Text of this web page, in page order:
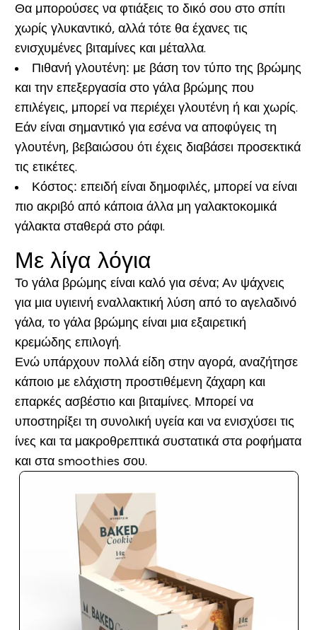
Θα μπορούσες να φτιάξεις το δικό σου στο σπίτι
χωρίς γλυκαντικό, αλλά τότε θα έχανες τις
ενισχυμένες βιταμίνες και μέταλλα.
Πιθανή γλουτένη: με βάση τον τύπο της βρώμης
και την επεξεργασία στο γάλα βρώμης που
επιλέγεις, μπορεί να περιέχει γλουτένη ή και χωρίς.
Εάν είναι σημαντικό για εσένα να αποφύγεις τη
γλουτένη, βεβαιώσου ότι έχεις διαβάσει προσεκτικά
τις ετικέτες.
Κόστος: επειδή είναι δημοφιλές, μπορεί να είναι
πιο ακριβό από κάποια άλλα μη γαλακτοκομικά
γάλακτα σταθερά στο ράφι.
Με λίγα λόγια
Το γάλα βρώμης είναι καλό για σένα; Αν ψάχνεις
για μια υγιεινή εναλλακτική λύση από το αγελαδινό
γάλα, το γάλα βρώμης είναι μια εξαιρετική
κρεμώδης επιλογή.
Ενώ υπάρχουν πολλά είδη στην αγορά, αναζήτησε
κάποιο με ελάχιστη προστιθέμενη ζάχαρη και
επαρκές ασβέστιο και βιταμίνες. Μπορεί να
υποστηρίξει τη συνολική υγεία και να ενισχύσει τις
ίνες και τα μακροθρεπτικά συστατικά στα ροφήματα
και στα smoothies σου.